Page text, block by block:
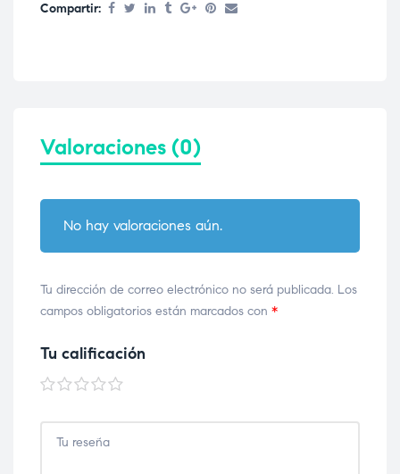
Compartir:
Valoraciones (0)
No hay valoraciones aún.
Tu dirección de correo electrónico no será publicada. Los
campos obligatorios están marcados con *
Tu calificación
1 de 5
estrellas
2 de 5
estrellas
3 de 5
estrellas
4 de 5
estrellas
5 de 5
estrellas